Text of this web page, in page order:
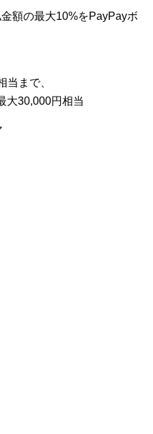
額の最大10%をPayPayボ
当まで、
大30,000円相当